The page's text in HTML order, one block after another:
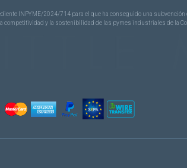
INPYME/2024/714 para el que ha conseguido una
y la sostenibilidad de las pymes industriales de la